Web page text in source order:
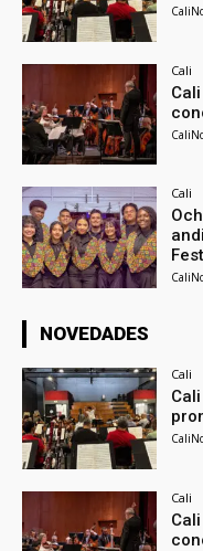
Cali
Cali
NOVEDADES
Cali
Cali